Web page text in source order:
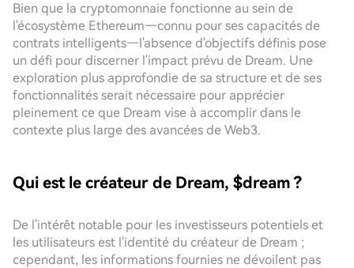
Bien que la cryptomonnaie fonctionne au sein de
l'écosystème Ethereum—connu pour ses capacités de
contrats intelligents—l'absence d'objectifs définis pose
un défi pour discerner l'impact prévu de Dream. Une
exploration plus approfondie de sa structure et de ses
fonctionnalités serait nécessaire pour apprécier
pleinement ce que Dream vise à accomplir dans le
contexte plus large des avancées de Web3.
Qui est le créateur de Dream, $dream ?
De l'intérêt notable pour les investisseurs potentiels et
les utilisateurs est l'identité du créateur de Dream ;
cependant, les informations fournies ne dévoilent pas